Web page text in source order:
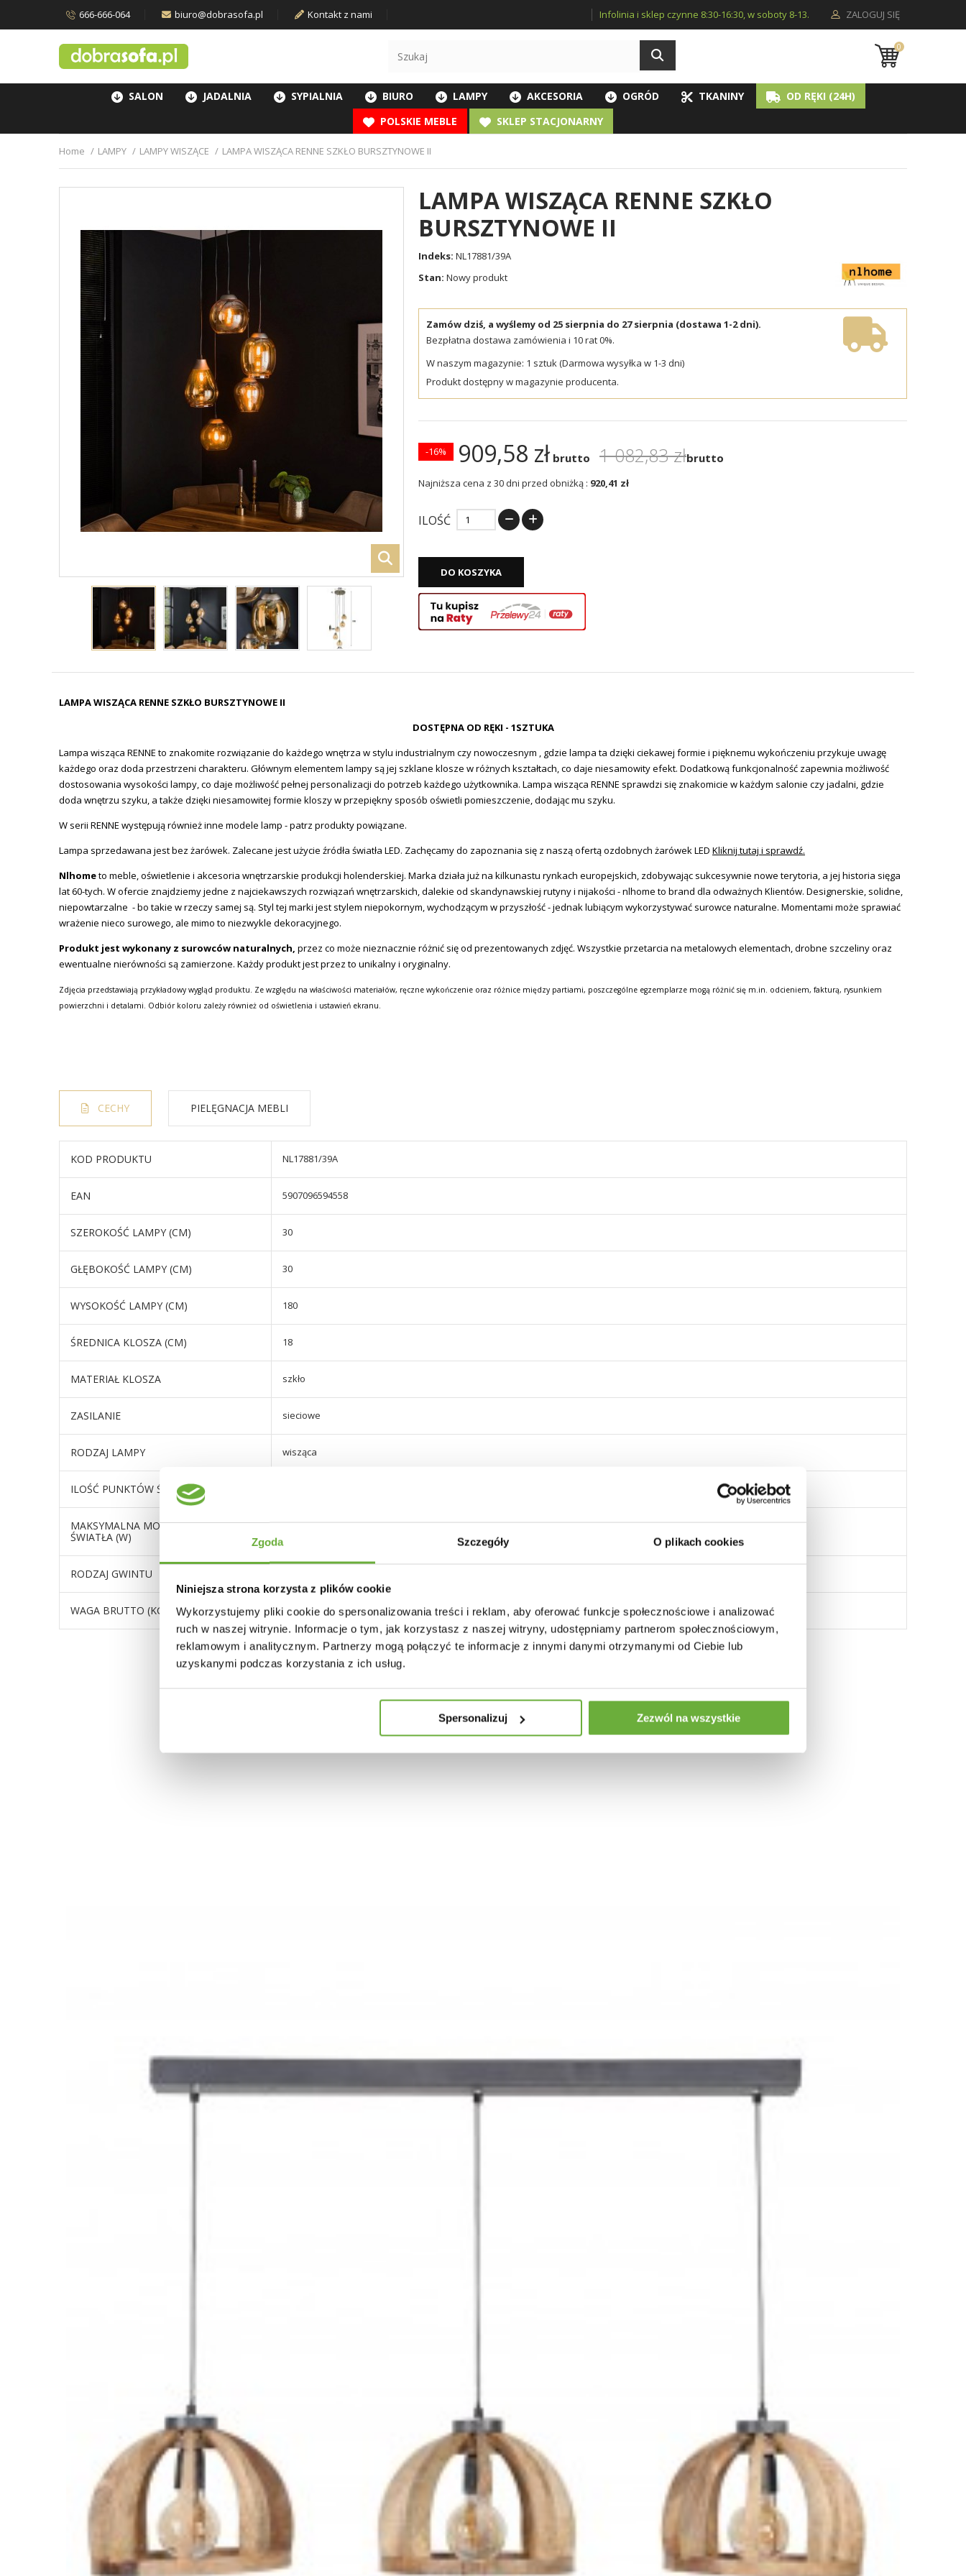
Zgoda Szczegóły O plikach cookies
Niniejsza strona korzysta z plików cookie
Wykorzystujemy pliki cookie do spersonalizowania treści i reklam, aby oferować funkcje społecznościowe i analizować
ruch w naszej witrynie. Informacje o tym, jak korzystasz z naszej witryny, udostępniamy partnerom społecznościowym,
reklamowym i analitycznym. Partnerzy mogą połączyć te informacje z innymi danymi otrzymanymi od Ciebie lub
uzyskanymi podczas korzystania z ich usług.
Spersonalizuj Zezwól na wszystkie
ZALOGUJ SIĘ
666-666-064 biuro@dobrasofa.pl Kontakt z nami Infolinia i sklep czynne 8:30-16:30, w soboty 8-13.
0
SALON JADALNIA SYPIALNIA BIURO LAMPY AKCESORIA OGRÓD TKANINY
OD RĘKI (24H)
POLSKIE MEBLE
SKLEP STACJONARNY
Home LAMPY LAMPY WISZĄCE LAMPA WISZĄCA RENNE SZKŁO BURSZTYNOWE II
LAMPA WISZĄCA RENNE SZKŁO
BURSZTYNOWE II
Indeks: NL17881/39A
Stan: Nowy produkt
Zamów dziś, a wyślemy od 25 sierpnia do 27 sierpnia (dostawa 1-2 dni).
Bezpłatna dostawa zamówienia i 10 rat 0%.
W naszym magazynie: 1 sztuk (Darmowa wysyłka w 1-3 dni)
Produkt dostępny w magazynie producenta.
909,58 zł brutto 1 082,83 złbrutto
-16%
Najniższa cena z 30 dni przed obniżką : 920,41 zł
ILOŚĆ
DO KOSZYKA
LAMPA WISZĄCA RENNE SZKŁO BURSZTYNOWE II
DOSTĘPNA OD RĘKI - 1SZTUKA
Lampa wisząca RENNE to znakomite rozwiązanie do każdego wnętrza w stylu industrialnym czy nowoczesnym , gdzie lampa ta dzięki ciekawej formie i pięknemu wykończeniu przykuje uwagę
każdego oraz doda przestrzeni charakteru. Głównym elementem lampy są jej szklane klosze w różnych kształtach, co daje niesamowity efekt. Dodatkową funkcjonalność zapewnia możliwość
dostosowania wysokości lampy, co daje możliwość pełnej personalizacji do potrzeb każdego użytkownika. Lampa wisząca RENNE sprawdzi się znakomicie w każdym salonie czy jadalni, gdzie
doda wnętrzu szyku, a także dzięki niesamowitej formie kloszy w przepiękny sposób oświetli pomieszczenie, dodając mu szyku.
W serii RENNE występują również inne modele lamp - patrz produkty powiązane.
Lampa sprzedawana jest bez żarówek. Zalecane jest użycie źródła światła LED. Zachęcamy do zapoznania się z naszą ofertą ozdobnych żarówek LED Kliknij tutaj i sprawdź.
Nlhometo meble, oświetlenie i akcesoria wnętrzarskie produkcji holenderskiej. Marka działa już na kilkunastu rynkach europejskich, zdobywając sukcesywnie nowe terytoria, a jej historia sięga
lat 60-tych. W ofercie znajdziemy jedne z najciekawszych rozwiązań wnętrzarskich, dalekie od skandynawskiej rutyny i nijakości - nlhome to brand dla odważnych Klientów. Designerskie, solidne,
niepowtarzalne - bo takie w rzeczy samej są. Styl tej marki jest stylem niepokornym, wychodzącym w przyszłość - jednak lubiącym wykorzystywać surowce naturalne. Momentami może sprawiać
wrażenie nieco surowego, ale mimo to niezwykle dekoracyjnego.
Produkt jest wykonany z surowców naturalnych, przez co może nieznacznie różnić się od prezentowanych zdjęć. Wszystkie przetarcia na metalowych elementach, drobne szczeliny oraz
ewentualne nierówności są zamierzone. Każdy produkt jest przez to unikalny i oryginalny.
Zdjęcia przedstawiają przykładowy wygląd produktu. Ze względu na właściwości materiałów, ręczne wykończenie oraz różnice między partiami, poszczególne egzemplarze mogą różnić się m.in. odcieniem, fakturą, rysunkiem
powierzchni i detalami. Odbiór koloru zależy również od oświetlenia i ustawień ekranu.
CECHY PIELĘGNACJA MEBLI
KOD PRODUKTU NL17881/39A
EAN 5907096594558
SZEROKOŚĆ LAMPY (CM) 30
GŁĘBOKOŚĆ LAMPY (CM) 30
WYSOKOŚĆ LAMPY (CM) 180
ŚREDNICA KLOSZA (CM) 18
MATERIAŁ KLOSZA szkło
ZASILANIE sieciowe
RODZAJ LAMPY wisząca
ILOŚĆ PUNKTÓW ŚWIATŁA
MAKSYMALNA MOC POJEDYNCZEGO
ŚWIATŁA (W)
RODZAJ GWINTU
WAGA BRUTTO (KG) 5,5
30 INNYCH PRODUKTÓW W TEJ SAMEJ KATEGORII: